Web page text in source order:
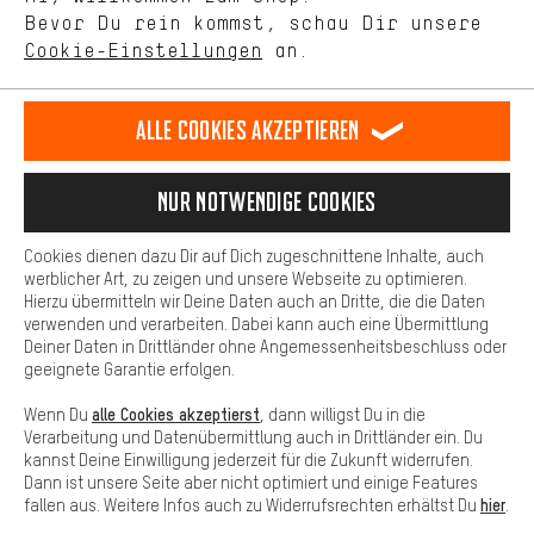
Deutsch
DE english
EN español
ES français
FR
VERTRAG WIDERRUFEN Aachener Community Affiliateprogramm
Datenschutz Allgemeine Geschäftsbedingungen
Hinweisgebersystem Hinweise zur Batterieentsorgung
Cookie-Einstellungen Kontrast ändern
Alle Preise verstehen sich in Euro und exkl. MwSt zuzüglich
Versandkostenfür Lieferung nachUSA.
Bevor Du rein kommst, schau Dir unsere
Cookie-Einstellungen an.
selbst Einfluss auf die Verbesserung unserer Webseite und
unseres Shop-Angebots.
Dein Shopping-Erlebnis wird komfortabler. Mit Komfort-Cookies
stellen wir Verknüpfungen zu Social Media Plattformen her. So
können wir dir weitere nützliche Inhalte und Informationen zur
Verfügung stellen. Zudem hast du die Möglichkeit zusätzliche
Services zu nutzen, die es dir erleichtern die richtigen Produkte zu
finden. Beispielsweise bieten wir eine Chat-Funktion an, damit
Fragen schnell und unkompliziert beantwortet werden können.
Basis
Basis-Cookies gewährleisten, dass Du unsere Webseite
grundsätzlich nutzen kannst.
Alle Cookies akzeptieren
Nur Notwendige Cookies
Cookies dienen dazu Dir auf Dich zugeschnittene Inhalte, auch
werblicher Art, zu zeigen und unsere Webseite zu optimieren.
Hierzu übermitteln wir Deine Daten auch an Dritte, die die Daten
verwenden und verarbeiten. Dabei kann auch eine Übermittlung
Deiner Daten in Drittländer ohne Angemessenheitsbeschluss oder
geeignete Garantie erfolgen.
Wenn Du alle Cookies akzeptierst , dann willigst Du in die
Verarbeitung und Datenübermittlung auch in Drittländer ein. Du
kannst Deine Einwilligung jederzeit für die Zukunft widerrufen.
Dann ist unsere Seite aber nicht optimiert und einige Features
fallen aus. Weitere Infos auch zu Widerrufsrechten erhältst Du hier